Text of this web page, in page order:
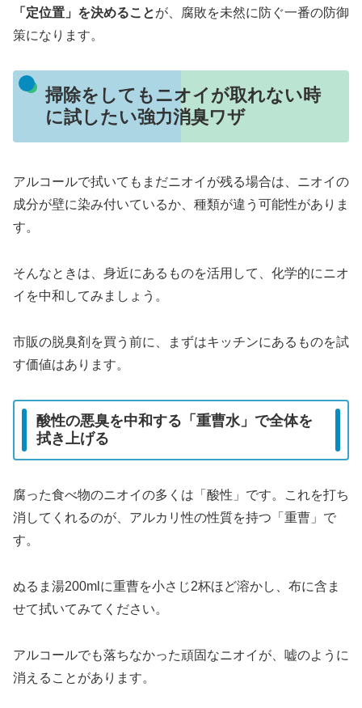
「定位置」を決めることが、腐敗を未然に防ぐ一番の防御
策になります。
掃除をしてもニオイが取れない時
に試したい強力消臭ワザ
アルコールで拭いてもまだニオイが残る場合は、ニオイの
成分が壁に染み付いているか、種類が違う可能性がありま
す。
そんなときは、身近にあるものを活用して、化学的にニオ
イを中和してみましょう。
市販の脱臭剤を買う前に、まずはキッチンにあるものを試
す価値はあります。
酸性の悪臭を中和する「重曹水」で全体を
拭き上げる
腐った食べ物のニオイの多くは「酸性」です。これを打ち
消してくれるのが、アルカリ性の性質を持つ「重曹」で
す。
ぬるま湯200mlに重曹を小さじ2杯ほど溶かし、布に含ま
せて拭いてみてください。
アルコールでも落ちなかった頑固なニオイが、嘘のように
消えることがあります。